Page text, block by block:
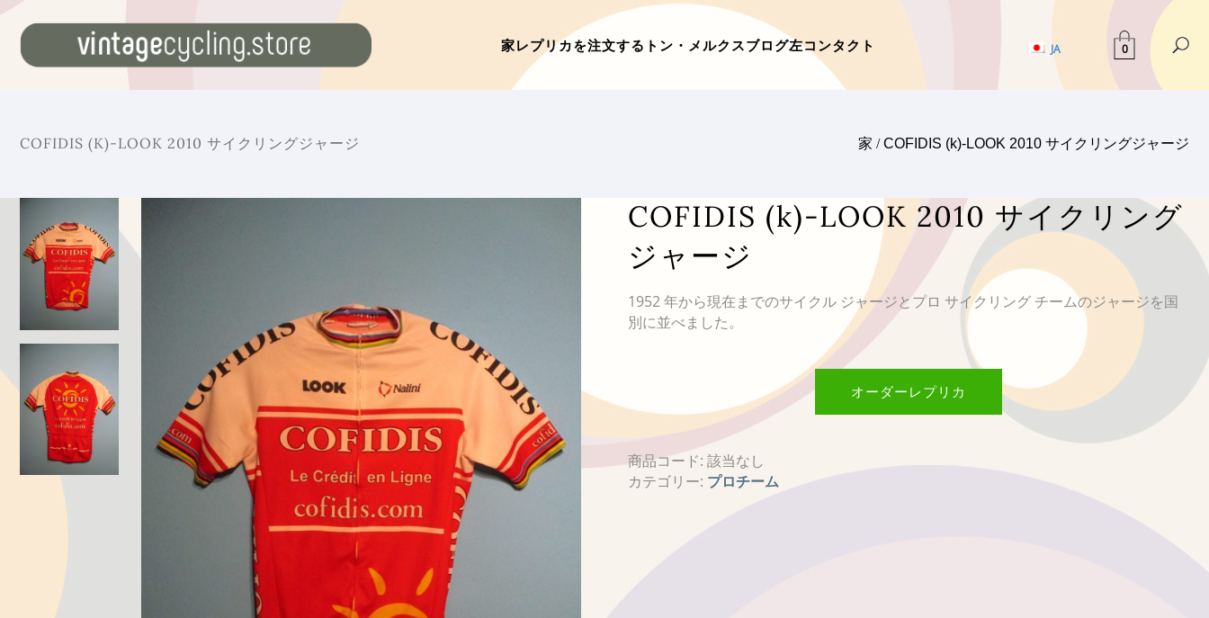
家レプリカを注文する トン・メルクスブログ左コンタクト JA 0
COFIDIS (K)-LOOK 2010 サイクリングジャージ 家 /COFIDIS (k)-LOOK 2010 サイクリングジャージ
COFIDIS (k)-LOOK 2010 サイクリング
ジャージ
1952 年から現在までのサイクル ジャージとプロ サイクリング チームのジャージを国
別に並べました。
オーダーレプリカ
商品コード: 該当なし
カテゴリー: プロチーム